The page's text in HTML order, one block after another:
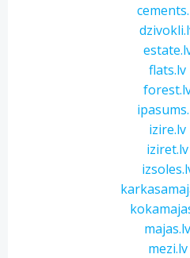
flats.lv
izire.lv
iziret.lv
majas.lv
mezi.lv